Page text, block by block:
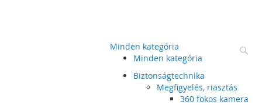
Minden kategória
Minden kategória
Biztonságtechnika
Megfigyelés, riasztás
360 fokos kamera